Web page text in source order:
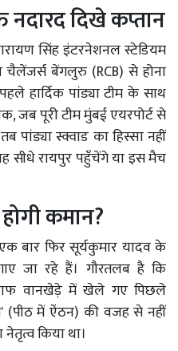
नदारद दिखे कप्तान
सिंह इंटरनेशनल स्टेडियम
बेंगलुरु (RCB) से होना
हार्दिक पांड्या टीम के साथ
जब पूरी टीम मुंबई एयरपोर्ट से
पांड्या स्क्वाड का हिस्सा नहीं
सीधे रायपुर पहुँचेंगे या इस मैच
कमान?
बार फिर सूर्यकुमार यादव के
जा रहे हैं। गौरतलब है कि
वानखेड़े में खेले गए पिछले
(पीठ में ऐंठन) की वजह से नहीं
किया था।